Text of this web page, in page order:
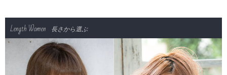
Length Women 長さから選ぶ